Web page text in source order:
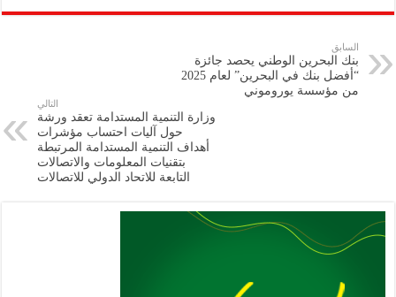
p
y
Li
n
eb
k
tt
nt
at
A
p
gr
ai
ar
السابق
بنك البحرين الوطني يحصد جائزة
“أفضل بنك في البحرين” لعام 2025
من مؤسسة يوروموني
التالي
وزارة التنمية المستدامة تعقد ورشة
حول آليات احتساب مؤشرات
أهداف التنمية المستدامة المرتبطة
بتقنيات المعلومات والاتصالات
التابعة للاتحاد الدولي للاتصالات‎